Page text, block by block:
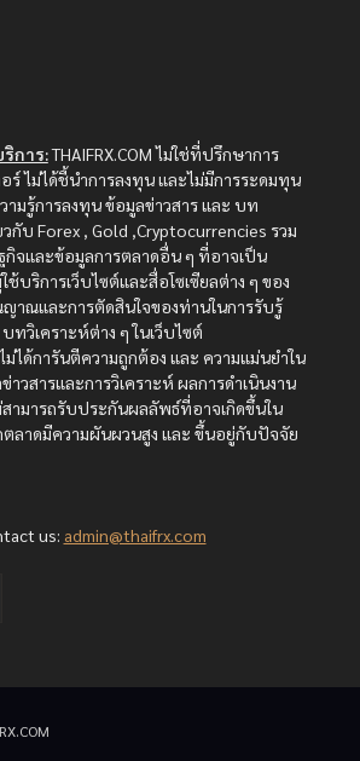
การ:THAIFRX.COM ไม่ใช่ที่ปรึกษาการ
ร์ ไม่ได้ชี้นำการลงทุน และไม่มีการระดมทุน
ามรู้การลงทุน ข้อมูลข่าวสาร และ บท
วกับ Forex , Gold ,Cryptocurrencies รวม
กิจและข้อมูลการตลาดอื่น ๆ ที่อาจเป็น
บริการเว็บไซต์และสื่อโซเซียลต่าง ๆ ของ
ญาณและการตัดสินใจของท่านในการรับรู้
ทวิเคราะห์ต่าง ๆ ในเว็บไซต์
ไม่ได้การันตีความถูกต้อง และ ความแม่นยำใน
าวสารและการวิเคราะห์ ผลการดำเนินงาน
ามารถรับประกันผลลัพธ์ที่อาจเกิดขึ้นใน
ตลาดมีความผันผวนสูง และ ขึ้นอยู่กับปัจจัย
us: admin@thaifrx.com